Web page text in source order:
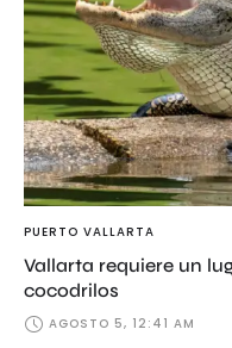
PUERTO VALLARTA
Vallarta requiere un
cocodrilos
AGOSTO 5, 12:41 AM